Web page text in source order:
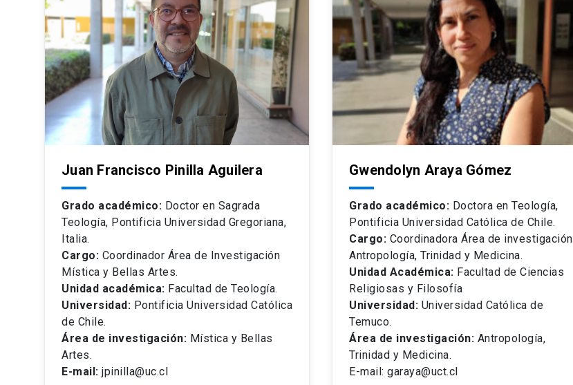
Juan Francisco Pinilla Aguilera
Grado académico: Doctor en Sagrada
Teología, Pontificia Universidad Gregoriana,
Italia.
Cargo: Coordinador Área de Investigación
Mística y Bellas Artes.
Unidad académica: Facultad de Teología.
Universidad: Pontificia Universidad Católica
de Chile.
Área de investigación: Mística y Bellas
Artes.
E-mail: jpinilla@uc.cl
Gwendolyn Araya Gómez
Grado académico: Doctora en Teología,
Pontificia Universidad Católica de Chile.
Cargo: Coordinadora Área de investigación
Antropología, Trinidad y Medicina.
Unidad Académica: Facultad de Ciencias
Religiosas y Filosofía
Universidad: Universidad Católica de
Temuco.
Área de investigación: Antropología,
Trinidad y Medicina.
E-mail: garaya@uct.cl